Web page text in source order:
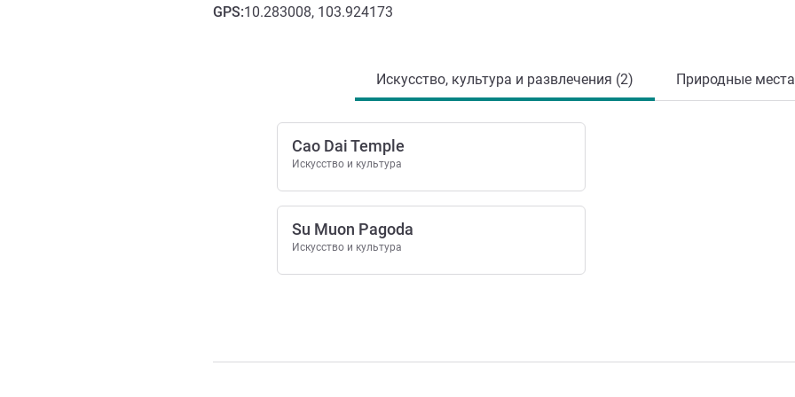
GPS:10.283008, 103.924173
Искусство, культура и развлечения (2) Природные
Cao Dai Temple
Искусство и культура
Su Muon Pagoda
Искусство и культура